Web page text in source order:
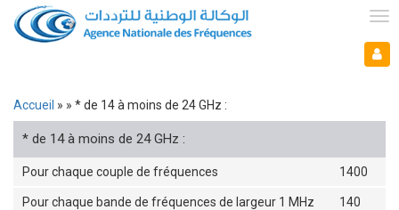
Aller
au
contenu
Mon espace
Fil
d'Ariane
Accueil * de 14 à moins de 24 GHz :
* de 14 à moins de 24 GHz :
Pour chaque couple de fréquences 1400
Pour chaque bande de fréquences de largeur 1 MHz 140